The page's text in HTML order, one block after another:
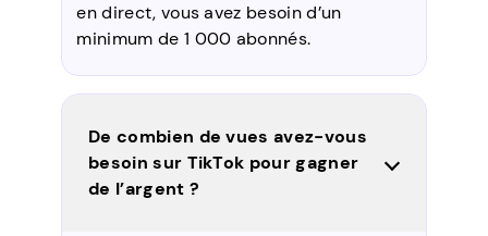
en direct, vous avez besoin d’un
minimum de 1 000 abonnés.
De combien de vues avez-vous
besoin sur TikTok pour gagner
de l’argent ?